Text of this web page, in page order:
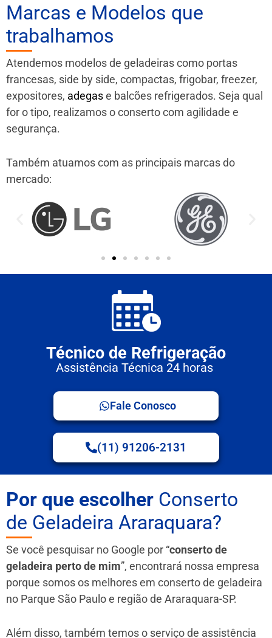
Marcas e Modelos que
trabalhamos
Atendemos modelos de geladeiras como portas
francesas, side by side, compactas, frigobar, freezer,
expositores, adegase balcões refrigerados. Seja qual
for o tipo, realizamos o conserto com agilidade e
segurança.
Também atuamos com as principais marcas do
mercado:
Técnico de Refrigeração
Assistência Técnica 24 horas
Fale Conosco
(11) 91206-2131
Por que escolher Conserto
de Geladeira Araraquara?
Se você pesquisar no Google por “conserto de
geladeira perto de mim”, encontrará nossa empresa
porque somos os melhores em conserto de geladeira
no Parque São Paulo e região de Araraquara-SP.
Além disso, também temos o serviço de assistência